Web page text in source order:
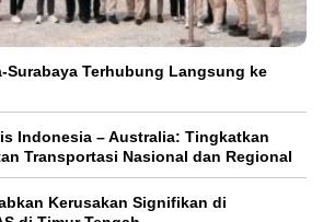
Surabaya Terhubung Langsung ke
Indonesia – Australia: Tingkatkan
Transportasi Nasional dan Regional
Kerusakan Signifikan di